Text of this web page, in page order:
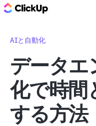
AIと自動化
データエ
化で時間
する方法